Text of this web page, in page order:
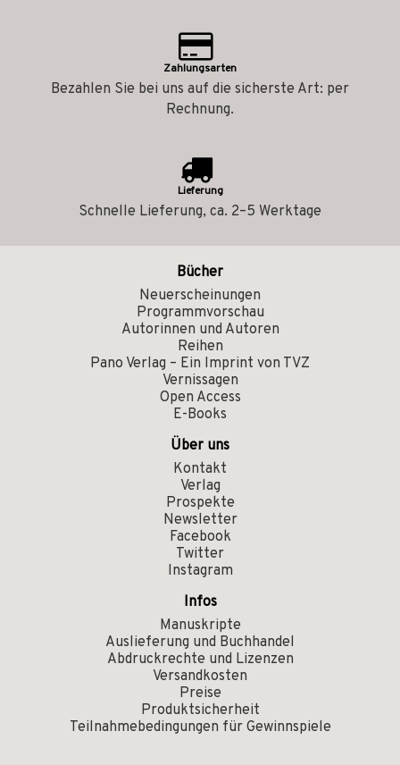
Zahlungsarten
Bezahlen Sie bei uns auf die sicherste Art: per
Rechnung.
Lieferung
Schnelle Lieferung, ca. 2–5 Werktage
Bücher
Neuerscheinungen
Programmvorschau
Autorinnen und Autoren
Reihen
Pano Verlag – Ein Imprint von TVZ
Vernissagen
Open Access
E-Books
Über uns
Kontakt
Verlag
Prospekte
Newsletter
Facebook
Twitter
Instagram
Infos
Manuskripte
Auslieferung und Buchhandel
Abdruckrechte und Lizenzen
Versandkosten
Preise
Produktsicherheit
Teilnahmebedingungen für Gewinnspiele